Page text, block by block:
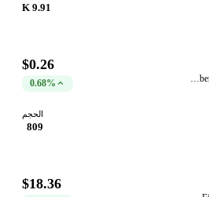
9.91 K
Cerberus Cyber Sentinel Corp
$0.26
0.68%
الحجم
809
$18.36